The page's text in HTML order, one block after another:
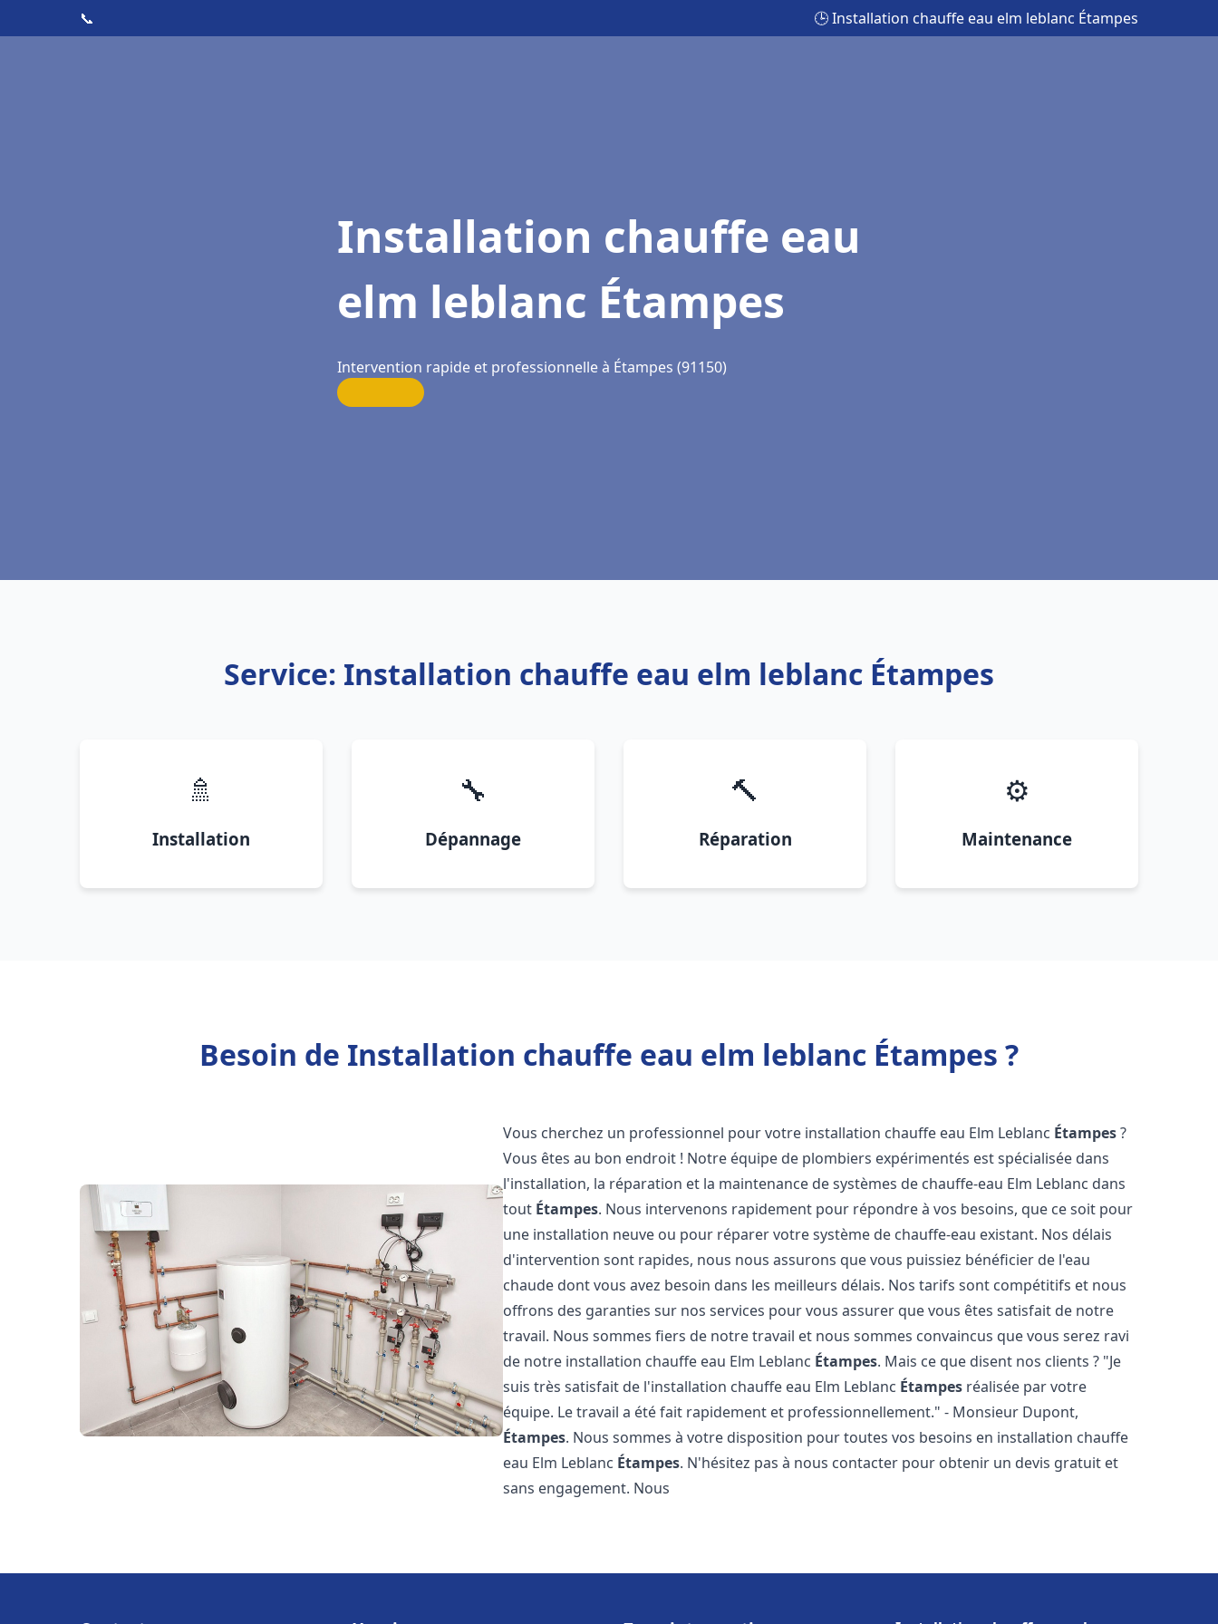
📞 🕒 Installation chauffe eau elm leblanc Étampes
Installation chauffe eau
elm leblanc Étampes
Intervention rapide et professionnelle à Étampes (91150)
Service: Installation chauffe eau elm leblanc Étampes
🚿
Installation
🔧
Dépannage
🔨
Réparation
⚙️
Maintenance
Besoin de Installation chauffe eau elm leblanc Étampes ?
Vous cherchez un professionnel pour votre installation chauffe eau Elm Leblanc Étampes?
Vous êtes au bon endroit ! Notre équipe de plombiers expérimentés est spécialisée dans
l'installation, la réparation et la maintenance de systèmes de chauffe-eau Elm Leblanc dans
tout Étampes. Nous intervenons rapidement pour répondre à vos besoins, que ce soit pour
une installation neuve ou pour réparer votre système de chauffe-eau existant. Nos délais
d'intervention sont rapides, nous nous assurons que vous puissiez bénéficier de l'eau
chaude dont vous avez besoin dans les meilleurs délais. Nos tarifs sont compétitifs et nous
offrons des garanties sur nos services pour vous assurer que vous êtes satisfait de notre
travail. Nous sommes fiers de notre travail et nous sommes convaincus que vous serez ravi
de notre installation chauffe eau Elm Leblanc Étampes. Mais ce que disent nos clients ? "Je
suis très satisfait de l'installation chauffe eau Elm Leblanc Étampes réalisée par votre
équipe. Le travail a été fait rapidement et professionnellement." - Monsieur Dupont,
Étampes. Nous sommes à votre disposition pour toutes vos besoins en installation chauffe
eau Elm Leblanc Étampes. N'hésitez pas à nous contacter pour obtenir un devis gratuit et
sans engagement. Nous